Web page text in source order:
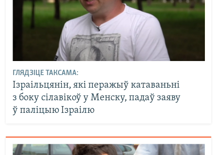
ГЛЯДЗІЦЕ ТАКСАМА:
Ізраільцянін, які перажыў катаваньні
з боку сілавікоў у Менску, падаў заяву
ў паліцыю Ізраілю